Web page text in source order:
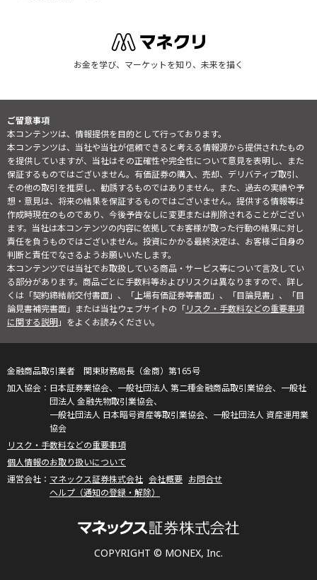
お金を学び、マーケットを知り、未来を描く
ご留意事項
本コンテンツは、情報提供を目的として行っております。
本コンテンツは、当社や当社が信頼できると考える情報源から提供されたもの
を提供していますが、当社はその正確性や完全性について意見を表明し、また
保証するものではございません。有価証券の購入、売却、デリバティブ取引、
その他の取引を推奨し、勧誘するものではありません。また、過去の実績や予
想・意見は、将来の結果を保証するものではございません。提供する情報等は
作成時現在のものであり、今後予告なしに変更または削除されることがござい
ます。当社は本コンテンツの内容に依拠してお客様が取った行動の結果に対し
責任を負うものではございません。投資にかかる最終決定は、お客様ご自身の
判断と責任でなさるようお願いいたします。
本コンテンツでは当社でお取扱している商品・サービス等について言及してい
る部分があります。商品ごとに手数料等およびリスクは異なりますので、詳し
くは「契約締結前交付書面」、「上場有価証券等書面」、「目論見書」、「目
論見書補完書面」または当社ウェブサイトの「リスク・手数料などの重要事項
に関する説明」をよくお読みください。
COPYRIGHT © MONEX, Inc.
金融商品取引業者 関東財務局長（金商）第165号
日本証券業協会、一般社団法人 第二種金融商品取引業協会、一般社
団法人 金融先物取引業協会、
一般社団法人 日本暗号資産等取引業協会、一般社団法人 資産運用業
協会
リスク・手数料などの重要事項
個人情報のお取り扱いについて
マネックス証券株式会社 会社概要 お問合せ
ヘルプ（通知の登録・解除）